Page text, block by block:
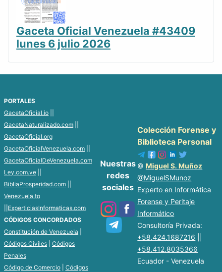
Gaceta Oficial Venezuela #43409
lunes 6 julio 2026
PORTALES
GacetaOficial.io
GacetaNaturalizado.com
GacetaOficial.org
GacetaOficialVenezuela.com
GacetaOficialDeVenezuela.com
Ley.com.ve
BibliaProsperidad.com
Venezuela.to
ExperticiasInformaticas.com
CÓDIGOS CONCORDADOS
Constitución de Venezuela
Códigos Civiles
Códigos
Penales
Código de Comercio
Códigos
Nuestras
redes
sociales
Colección Forense y
Biblioteca Personal
©Miguel S. Muñoz
@MiguelSMunoz
Experto en Informática
Forense y Peritaje
Informático
Consultoría Privada:
+58.424.1687216
+58.412.8035366
Ecuador - Venezuela